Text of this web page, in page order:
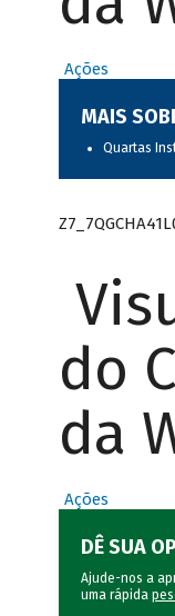
Ações
MAIS
Quartas
do
da
Ações
DÊ SUA
Ajude-nos a
uma rápida